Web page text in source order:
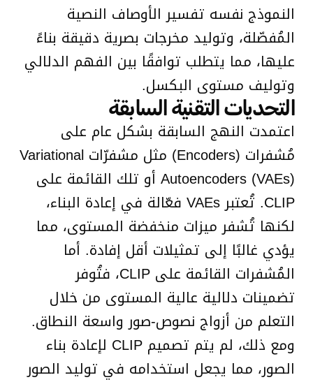
النموذج نفسه تفسير الأوصاف النصية
المُفصّلة، وتوليد مخرجات بصرية دقيقة بناءً
عليها، مما يتطلب توافقًا بين الفهم الدلالي
وتوليف مستوى البكسل.
التحديات التقنية السابقة
اعتمدت النهج السابقة بشكل عام على
مُشفرات (Encoders) مثل مشفرّات Variational
Autoencoders (VAEs) أو تلك القائمة على
CLIP. تُعتبر VAEs فعّالة في إعادة البناء،
لكنها تُشفر ميزات منخفضة المستوى، مما
يؤدي غالبًا إلى تمثيلات أقل إفادة. أما
المُشفرات القائمة على CLIP، فتُوفر
تضمينات دلالية عالية المستوى من خلال
التعلم من أزواج نصوص-صور واسعة النطاق.
ومع ذلك، لم يتم تصميم CLIP لإعادة بناء
الصور، مما يجعل استخدامه في توليد الصور